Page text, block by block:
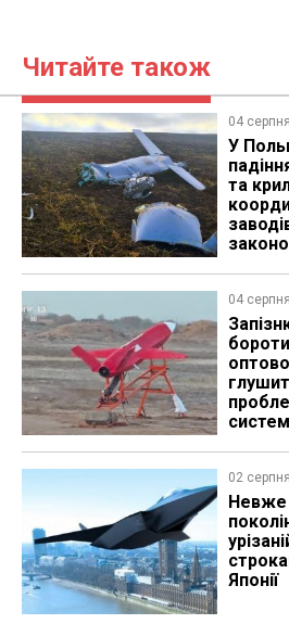
Читайте також
04
У
та
04
02
Невже
Японії